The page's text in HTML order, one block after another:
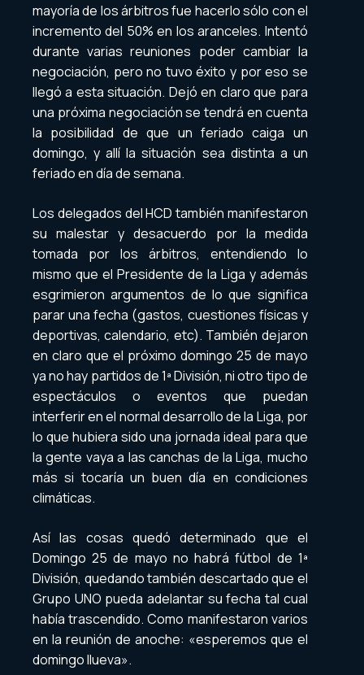
mayoría de los árbitros fue hacerlo sólo con el
incremento del 50% en los aranceles. Intentó
durante varias reuniones poder cambiar la
negociación, pero no tuvo éxito y por eso se
llegó a esta situación. Dejó en claro que para
una próxima negociación se tendrá en cuenta
la posibilidad de que un feriado caiga un
domingo, y allí la situación sea distinta a un
feriado en día de semana.
Los delegados del HCD también manifestaron
su malestar y desacuerdo por la medida
tomada por los árbitros, entendiendo lo
mismo que el Presidente de la Liga y además
esgrimieron argumentos de lo que significa
parar una fecha (gastos, cuestiones físicas y
deportivas, calendario, etc). También dejaron
en claro que el próximo domingo 25 de mayo
ya no hay partidos de 1ª División, ni otro tipo de
espectáculos o eventos que puedan
interferir en el normal desarrollo de la Liga, por
lo que hubiera sido una jornada ideal para que
la gente vaya a las canchas de la Liga, mucho
más si tocaría un buen día en condiciones
climáticas.
Así las cosas quedó determinado que el
Domingo 25 de mayo no habrá fútbol de 1ª
División, quedando también descartado que el
Grupo UNO pueda adelantar su fecha tal cual
había trascendido. Como manifestaron varios
en la reunión de anoche: «esperemos que el
domingo llueva».